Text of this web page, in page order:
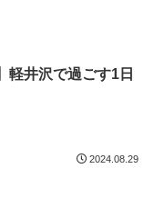
軽井沢で過ごす1日
2024.08.29